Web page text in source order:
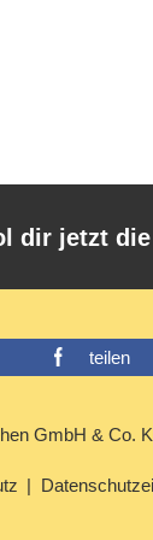
dir jetzt die
teilen
GmbH & Co.